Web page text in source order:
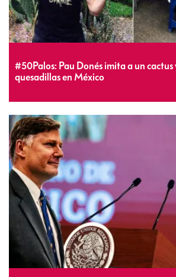
#50Palos: Pau Donés imita a un
quesadillas en México